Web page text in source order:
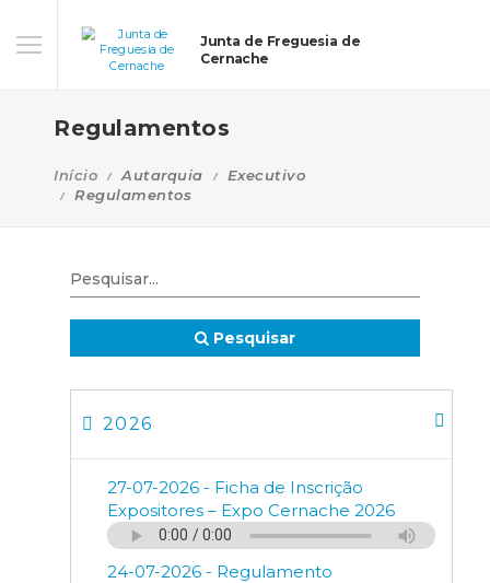
Junta de Freguesia de
Cernache
Regulamentos
Início Autarquia
Executivo
Regulamentos
Pesquisar
2026
27-07-2026 - Ficha de Inscrição
Expositores – Expo Cernache 2026
24-07-2026 - Regulamento